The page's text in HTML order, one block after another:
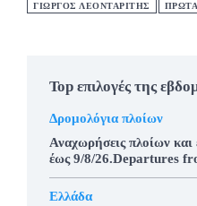
ΓΙΩΡΓΟΣ ΛΕΟΝΤΑΡΙΤΗΣ
Top επιλογές της
Δρομολόγια πλοίων
Αναχωρήσεις πλοίων
έως 9/8/26.Departures
Ελλάδα